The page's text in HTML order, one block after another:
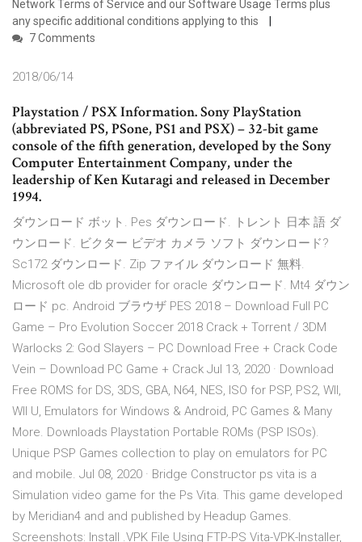
Network Terms of Service and our Software Usage Terms plus
any specific additional conditions applying to this
7 Comments
2018/06/14
Playstation / PSX Information. Sony PlayStation
(abbreviated PS, PSone, PS1 and PSX) – 32-bit game
console of the fifth generation, developed by the Sony
Computer Entertainment Company, under the
leadership of Ken Kutaragi and released in December
1994.
ダウンロード ボット. Pes ダウンロード. トレント 日本 語 ダ
ウンロード. ビクター ビデオ カメラ ソフト ダウンロード?
Sc172 ダウンロード. Zip ファイル ダウンロード 無料.
Microsoft ole db provider for oracle ダウンロード. Mt4 ダウン
ロード pc. Android ブラウザ PES 2018 – Download Full PC
Game – Pro Evolution Soccer 2018 Crack + Torrent / 3DM
Warlocks 2: God Slayers – PC Download Free + Crack Code
Vein – Download PC Game + Crack Jul 13, 2020 · Download
Free ROMS for DS, 3DS, GBA, N64, NES, ISO for PSP, PS2, WII,
WII U, Emulators for Windows & Android, PC Games & Many
More. Downloads Playstation Portable ROMs (PSP ISOs).
Unique PSP Games collection to play on emulators for PC
and mobile. Jul 08, 2020 · Bridge Constructor ps vita is a
Simulation video game for the Ps Vita. This game developed
by Meridian4 and and published by Headup Games.
Screenshots: Install .VPK File Using FTP-PS Vita-VPK-Installer,